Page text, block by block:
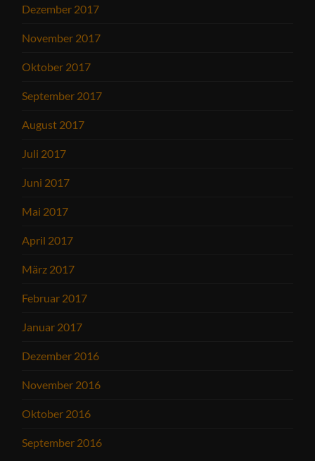
Dezember 2017
November 2017
Oktober 2017
September 2017
August 2017
Juli 2017
Juni 2017
Mai 2017
April 2017
März 2017
Februar 2017
Januar 2017
Dezember 2016
November 2016
Oktober 2016
September 2016